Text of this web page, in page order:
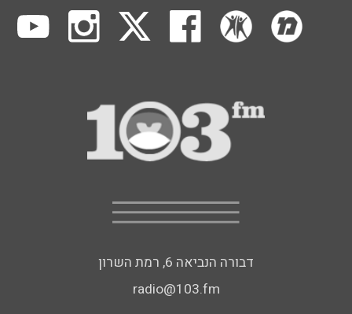
דבורה הנביאה 6, רמת השרון
radio@103.fm